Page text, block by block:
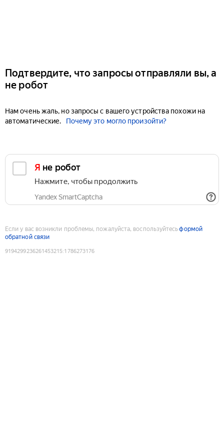
Подтвердите, что запросы отправляли вы, а
не робот
Нам очень жаль, но запросы с вашего устройства похожи на
автоматические.
Почему это могло произойти?
Я не робот
Нажмите, чтобы продолжить
Yandex SmartCaptcha
Если у вас возникли проблемы, пожалуйста, воспользуйтесьформой
обратной связи
9194299236261453215:1786273176